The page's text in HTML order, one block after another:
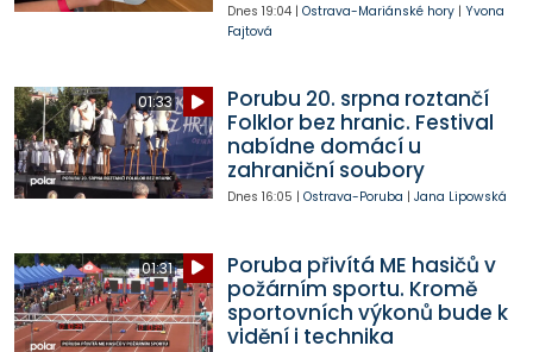
Dnes 19:04| Ostrava-Mariánské hory| Yvona
Fajtová
01:33
Porubu 20. srpna roztančí
Folklor bez hranic. Festival
nabídne domácí u
zahraniční soubory
Dnes 16:05 | Ostrava-Poruba | Jana Lipowská
01:31
Poruba přivítá ME hasičů v
požárním sportu. Kromě
sportovních výkonů bude k
vidění i technika